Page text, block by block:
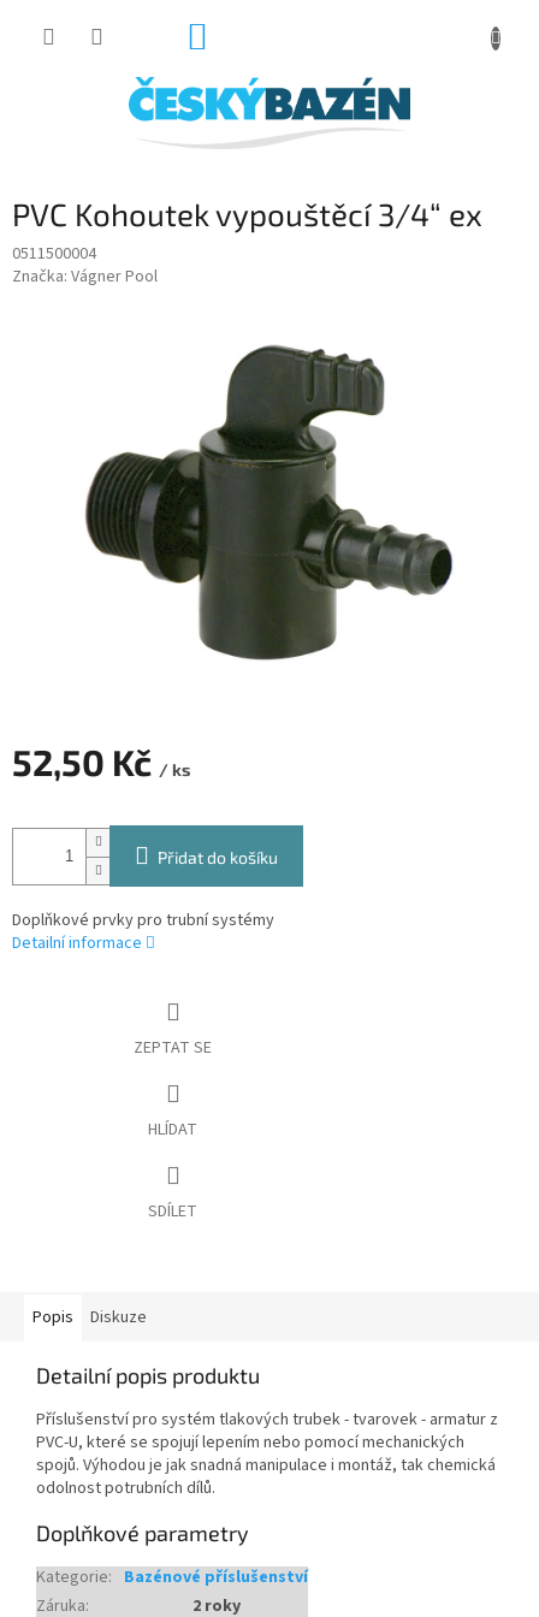
PVC Kohoutek vypouštěcí 3/4“ ex
0511500004
Značka: Vágner Pool
52,50 Kč / ks
cena:
Přidat do košíku
Doplňkové prvky pro trubní systémy
Detailní informace
ZEPTAT SE
HLÍDAT
SDÍLET
Popis Diskuze
Detailní popis produktu
Příslušenství pro systém tlakových trubek - tvarovek - armatur z
PVC-U, které se spojují lepením nebo pomocí mechanických
spojů. Výhodou je jak snadná manipulace i montáž, tak chemická
odolnost potrubních dílů.
Doplňkové parametry
Kategorie: Bazénové příslušenství
Záruka: 2 roky